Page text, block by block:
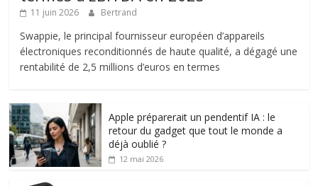
11 juin 2026 Bertrand
Swappie, le principal fournisseur européen d’appareils
électroniques reconditionnés de haute qualité, a dégagé une
rentabilité de 2,5 millions d’euros en termes
Apple préparerait un pendentif IA : le
retour du gadget que tout le monde a
déjà oublié ?
12 mai 2026